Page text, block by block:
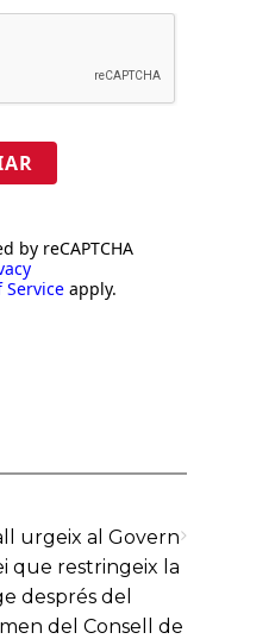
by reCAPTCHA
Service apply.
urgeix al Govern
que restringeix la
després del
del Consell de